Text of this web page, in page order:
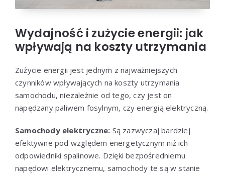
Wydajność i zużycie energii: jak
wpływają na koszty utrzymania
Zużycie energii jest jednym z najważniejszych
czynników wpływających na koszty utrzymania
samochodu, niezależnie od tego, czy jest on
napędzany paliwem fosylnym, czy energią elektryczną.
Samochody elektryczne: Są zazwyczaj bardziej
efektywne pod względem energetycznym niż ich
odpowiedniki spalinowe. Dzięki bezpośredniemu
napędowi elektrycznemu, samochody te są w stanie